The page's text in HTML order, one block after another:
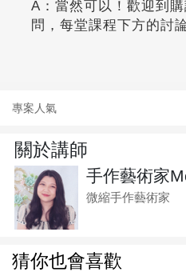
A：當然可以！歡迎到
問，每堂課程下方的討
專案人氣
關於講師
手作藝術家
微縮手作藝術家
猜你也會喜歡